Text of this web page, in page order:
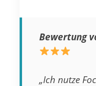
Bewertung
„Ich nutze